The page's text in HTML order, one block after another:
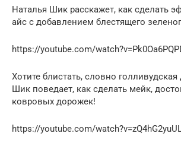
Наталья Шик расскажет, как сделать
айс с добавлением блестящего
https://youtube.com/
Хотите блистать, словно
Шик поведает, как сделать мейк,
ковровых дорожек!
https://youtube.com/